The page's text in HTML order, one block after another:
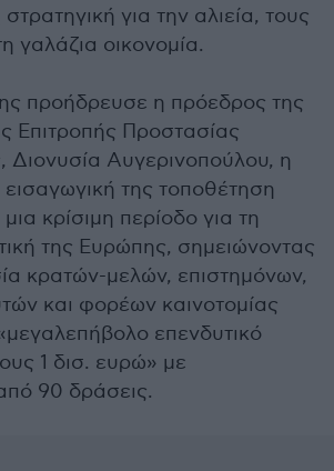
για την αλιεία, τους
γαλάζια οικονομία.
προήδρευσε η πρόεδρος της
Επιτροπής Προστασίας
Διονυσία Αυγερινοπούλου, η
της τοποθέτηση
κρίσιμη περίοδο για τη
της Ευρώπης, σημειώνοντας
κρατών-μελών, επιστημόνων,
και φορέων καινοτομίας
επενδυτικό
1 δισ. ευρώ» με
90 δράσεις.